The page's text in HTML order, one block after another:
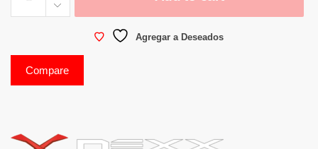
Agregar a Deseados
Compare